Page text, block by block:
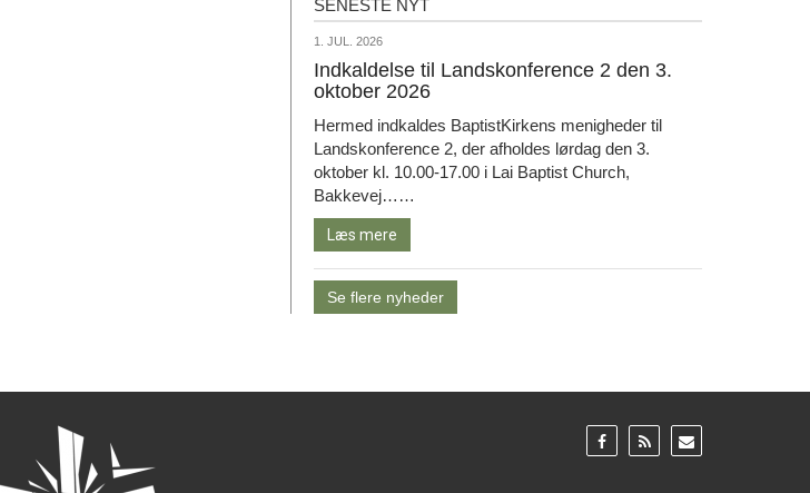
Seneste
SENESTE NYT
1.
jul.
2026
1. JUL. 2026
Indkaldelse til Landskonference 2 den 3.
oktober 2026
Hermed indkaldes BaptistKirkens menigheder til
Landskonference 2, der afholdes lørdag den 3.
oktober kl. 10.00-17.00 i Lai Baptist Church,
Bakkevej……
Læs mere
Se flere nyheder
Gå
til:
Gå
til:
Gå
til: